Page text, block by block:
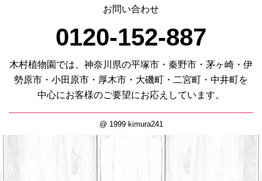
お問い合わせ
0120-152-887
木村植物園では、神奈川県の平塚市・秦野市・茅ヶ崎・伊
勢原市・小田原市・厚木市・大磯町・二宮町・中井町を
中心にお客様のご要望にお応えしています。
@ 1999 kimura241